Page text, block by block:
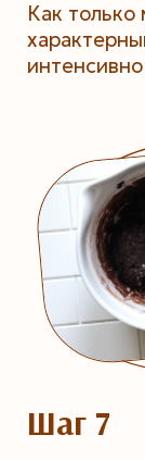
Как
Шаг 7